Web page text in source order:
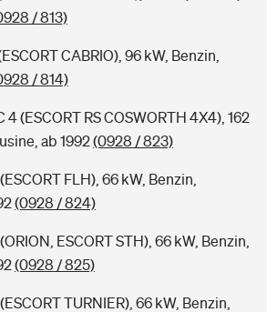
/ 813)
CABRIO), 96 kW, Benzin,
/ 814)
4 (ESCORT RS COSWORTH 4X4), 162
ab 1992(0928 / 823)
FLH), 66 kW, Benzin,
(0928 / 824)
ESCORT STH), 66 kW, Benzin,
(0928 / 825)
TURNIER), 66 kW, Benzin,